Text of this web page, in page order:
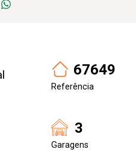
67649
Referência
3
Garagens